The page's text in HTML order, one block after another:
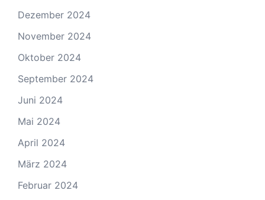
Dezember 2024
November 2024
Oktober 2024
September 2024
Juni 2024
Mai 2024
April 2024
März 2024
Februar 2024